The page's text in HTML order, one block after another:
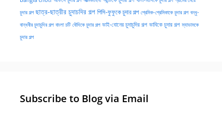
চুদার গল্প ছাত্র-ছাত্রীর চুদাচদির গল্প পিসি-ফুফুকে চুদার গল্প প্রেমিক-প্রেমিকাকে চুদার গল্প বন্ধু-
বান্ধবীর চুদাচুদির গল্প বাংলা চটি বৌদিকে চুদার গল্প ভাই-বোনের চুদাচুদির গল্প ভাবিকে চুদার গল্প ম্যাডামকে
চুদার গল্প
Subscribe to Blog via Email